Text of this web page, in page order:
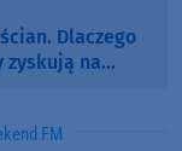
Dlaczego
zyskują na
FM